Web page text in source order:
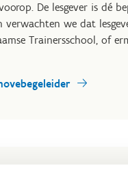
De lesgever is dé
verwachten we dat
Trainersschool, of